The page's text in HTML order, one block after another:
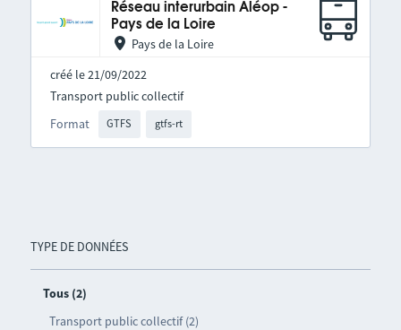
TYPE DE DONNÉES
Tous (2)
Transport public collectif (2)
Réseau interurbain Aléop -
Pays de la Loire
Pays de la Loire
créé le 21/09/2022
Format GTFS gtfs-rt
Transport public collectif